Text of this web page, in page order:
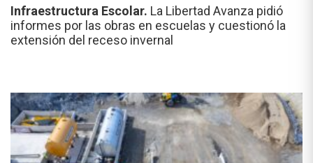
Infraestructura Escolar. La Libertad Avanza pidió
informes por las obras en escuelas y cuestionó la
extensión del receso invernal